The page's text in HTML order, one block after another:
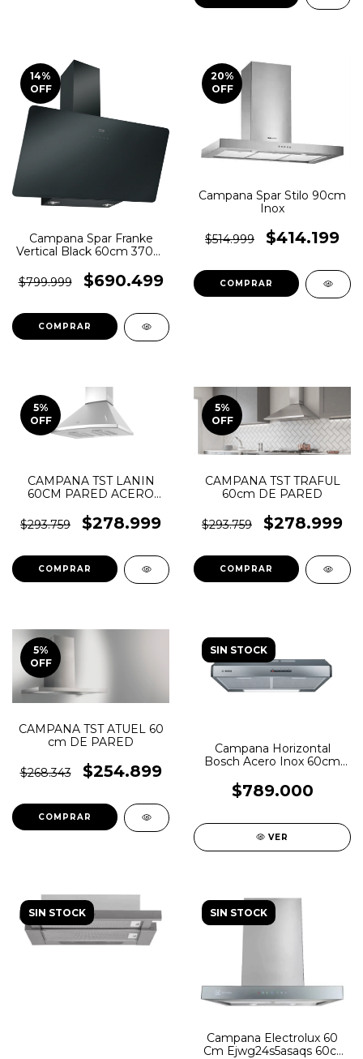
14%
OFF
Campana Spar Franke
Vertical Black 60cm 3708-
$799.999
$690.499
20%
OFF
Campana Spar Stilo 90cm
Inox
$514.999 $414.199
5%
OFF
CAMPANA TST LANIN
60CM PARED ACERO
$293.759
$278.999
5%
OFF
CAMPANA TST TRAFUL
60cm DE PARED
$293.759 $278.999
5%
OFF
CAMPANA TST ATUEL 60
cm DE PARED
$268.343 $254.899
SIN STOCK
Campana Horizontal
Bosch Acero Inox 60cm
$789.000
VER
SIN STOCK SIN STOCK
Campana Electrolux 60
Cm Ejwg24s5asaqs 60ct